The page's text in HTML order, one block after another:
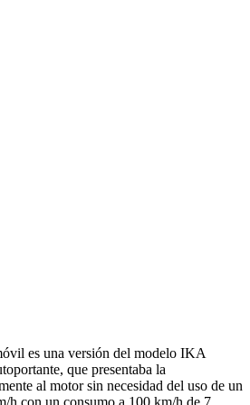
es una versión del modelo IKA
que presentaba la
al motor sin necesidad del uso de un
h con un consumo a 100 km/h de 7